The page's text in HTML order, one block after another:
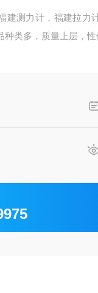
建测力计，福建拉力
类多，质量上层，性